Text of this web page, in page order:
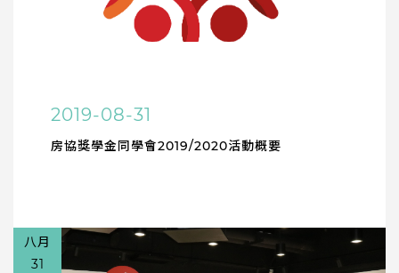
2019-08-31
房協獎學金同學會2019/2020活動概要
八月
31